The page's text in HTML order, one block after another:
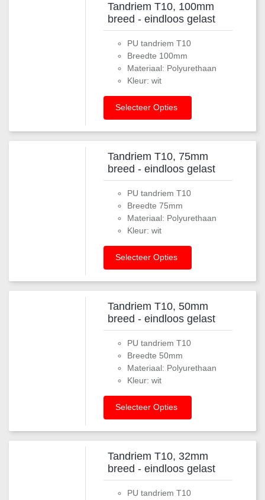
Tandriem T10, 100mm
breed - eindloos gelast
PU tandriem T10
Breedte 100mm
Materiaal: Polyurethaan
Kleur: wit
Selecteer Opties
Tandriem T10, 75mm
breed - eindloos gelast
PU tandriem T10
Breedte 75mm
Materiaal: Polyurethaan
Kleur: wit
Selecteer Opties
Tandriem T10, 50mm
breed - eindloos gelast
PU tandriem T10
Breedte 50mm
Materiaal: Polyurethaan
Kleur: wit
Selecteer Opties
Tandriem T10, 32mm
breed - eindloos gelast
PU tandriem T10